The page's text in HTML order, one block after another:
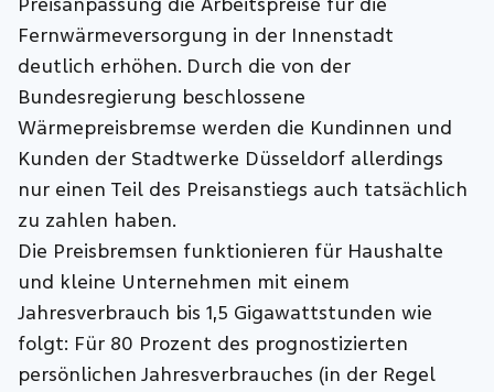
Fernwärmeversorgung in der Innenstadt
deutlich erhöhen. Durch die von der
Bundesregierung beschlossene
Wärmepreisbremse werden die Kundinnen und
Kunden der Stadtwerke Düsseldorf allerdings
nur einen Teil des Preisanstiegs auch tatsächlich
zu zahlen haben.
Die Preisbremsen funktionieren für Haushalte
und kleine Unternehmen mit einem
Jahresverbrauch bis 1,5 Gigawattstunden wie
folgt: Für 80 Prozent des prognostizierten
persönlichen Jahresverbrauches (in der Regel